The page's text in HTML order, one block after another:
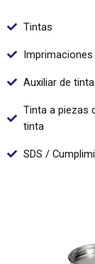
Tintas
Imprimaciones
Auxiliar de
Tinta a piezas
tinta
SDS /